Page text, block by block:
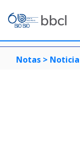
Notas > Noticia